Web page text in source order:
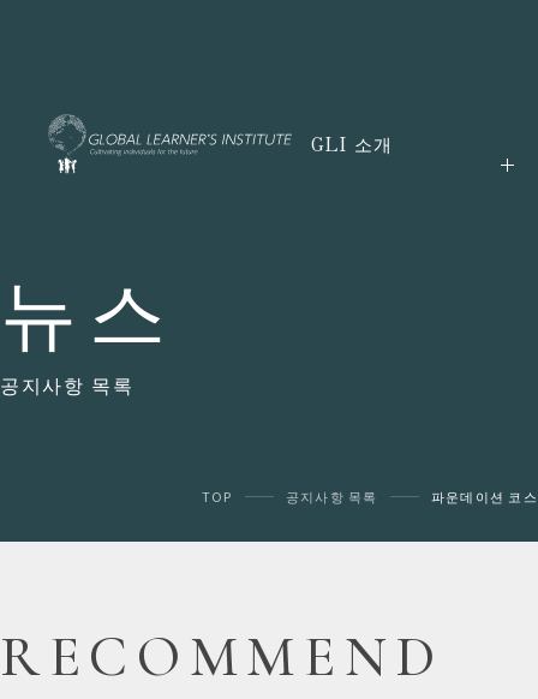
GLI 소개
뉴스
공지사항 목록
TOP 공지사항 목록 파운데이션 코스
RECOMMEND